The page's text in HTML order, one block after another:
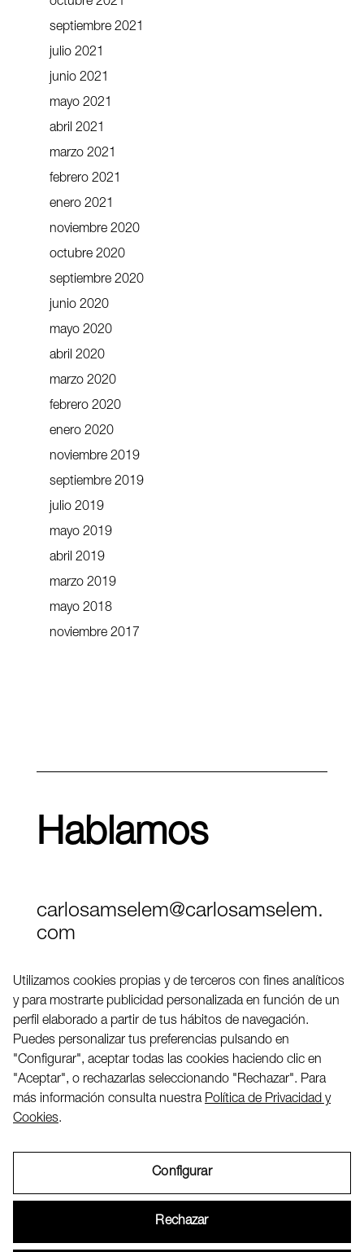
septiembre 2021
julio 2021
junio 2021
mayo 2021
abril 2021
marzo 2021
febrero 2021
enero 2021
noviembre 2020
octubre 2020
septiembre 2020
junio 2020
mayo 2020
abril 2020
marzo 2020
febrero 2020
enero 2020
noviembre 2019
septiembre 2019
julio 2019
mayo 2019
abril 2019
marzo 2019
mayo 2018
noviembre 2017
Hablamos
carlosamselem@carlosamselem.
com
Twitter
LinkedIN
2026 ©
Utilizamos cookies propias y de terceros con fines analíticos
y para mostrarte publicidad personalizada en función de un
perfil elaborado a partir de tus hábitos de navegación.
Puedes personalizar tus preferencias pulsando en
"Configurar", aceptar todas las cookies haciendo clic en
"Aceptar", o rechazarlas seleccionando "Rechazar". Para
más información consulta nuestra Política de Privacidad y
Cookies.
Configurar
Rechazar
Política de Privacidad y Cookies